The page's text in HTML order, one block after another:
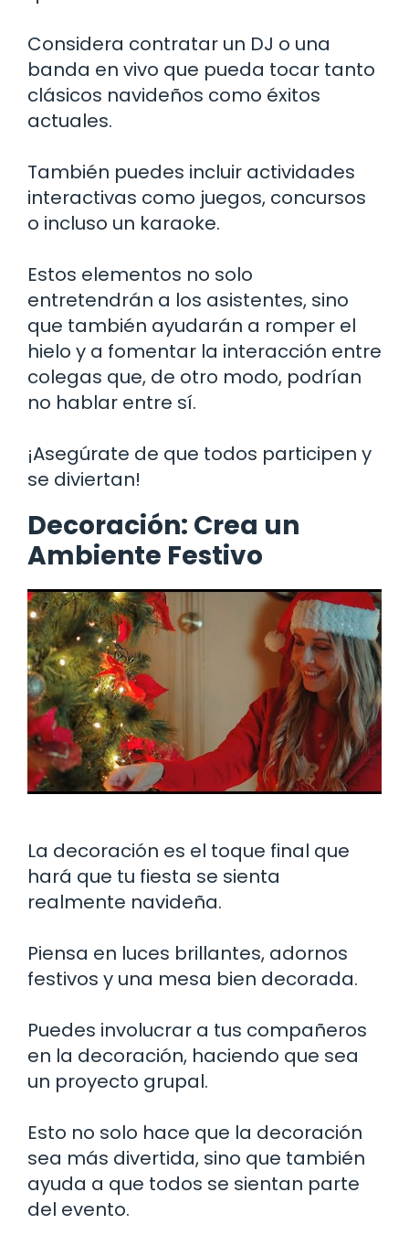
Considera contratar un DJ o una
banda en vivo que pueda tocar tanto
clásicos navideños como éxitos
actuales.
También puedes incluir actividades
interactivas como juegos, concursos
o incluso un karaoke.
Estos elementos no solo
entretendrán a los asistentes, sino
que también ayudarán a romper el
hielo y a fomentar la interacción entre
colegas que, de otro modo, podrían
no hablar entre sí.
¡Asegúrate de que todos participen y
se diviertan!
Decoración: Crea un
Ambiente Festivo
La decoración es el toque final que
hará que tu fiesta se sienta
realmente navideña.
Piensa en luces brillantes, adornos
festivos y una mesa bien decorada.
Puedes involucrar a tus compañeros
en la decoración, haciendo que sea
un proyecto grupal.
Esto no solo hace que la decoración
sea más divertida, sino que también
ayuda a que todos se sientan parte
del evento.